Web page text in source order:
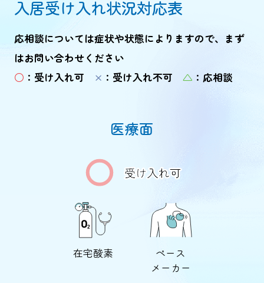
入居受け入れ状況対応表
応相談については症状や状態によりますので、まず
はお問い合わせください
○ ：受け入れ可 × ：受け入れ不可 △ ：応相談
医療面
在宅酸素
ペース
メーカー